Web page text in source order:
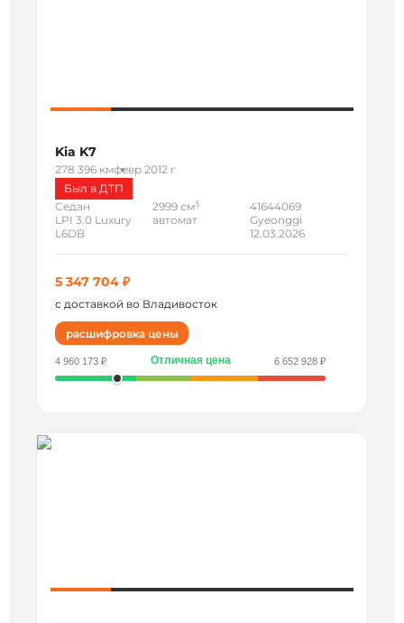
Kia K7
278 396 кмфевр 2012 г
Был в ДТП
Седан
LPI 3.0 Luxury
L6DB
2999 см3
автомат
41644069
Gyeonggi
12.03.2026
5 347 704 ₽
с доставкой во Владивосток
расшифровка цены
4 960 173 ₽ Отличная цена 6 652 928 ₽